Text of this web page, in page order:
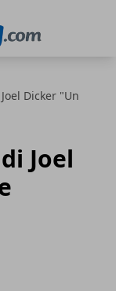
Dicker "Un
Joel